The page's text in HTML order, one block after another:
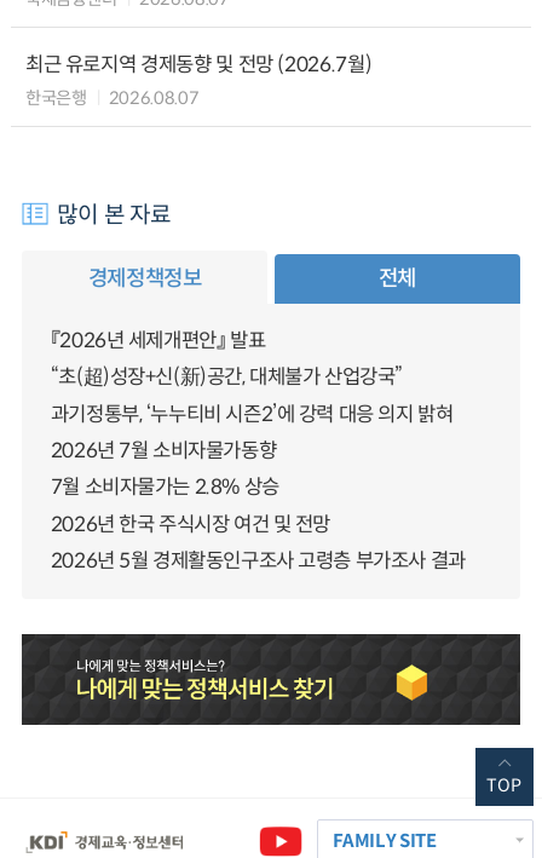
최근 유로지역 경제동향 및 전망 (2026.7월)
한국은행 2026.08.07
많이 본 자료
경제정책정보 전체
『2026년 세제개편안』 발표
“초(超)성장+신(新)공간, 대체불가 산업강국”
과기정통부, ‘누누티비 시즌2’에 강력 대응 의지 밝혀
2026년 7월 소비자물가동향
7월 소비자물가는 2.8% 상승
2026년 한국 주식시장 여건 및 전망
2026년 5월 경제활동인구조사 고령층 부가조사 결과
FAMILY SITE
TOP